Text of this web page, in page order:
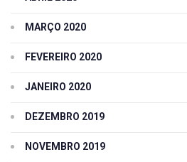
MARÇO 2020
FEVEREIRO 2020
JANEIRO 2020
DEZEMBRO 2019
NOVEMBRO 2019